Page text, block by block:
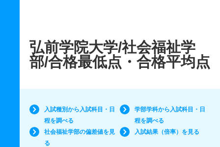
弘前学院大学/社会福祉学
部/合格最低点・合格平均点
入試種別から入試科目・日
程を調べる
学部学科から入試科目・日
程を調べる
社会福祉学部の偏差値を見
る
入試結果（倍率）を見る